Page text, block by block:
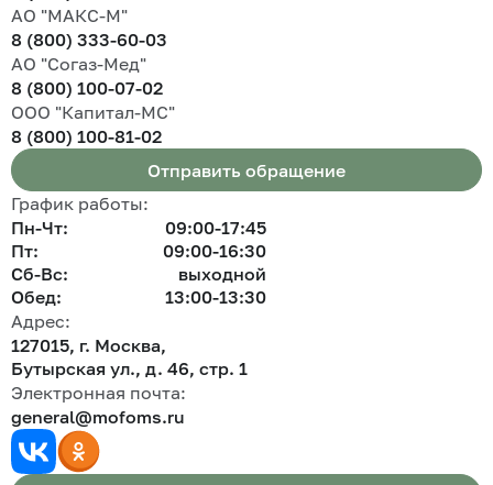
АО "МАКС-М"
8 (800) 333-60-03
АО "Согаз-Мед"
8 (800) 100-07-02
ООО "Капитал-МС"
8 (800) 100-81-02
Отправить обращение
График работы:
Пн-Чт:
09:00-17:45
Пт:
09:00-16:30
Сб-Вс:
выходной
Обед:
13:00-13:30
Адрес:
127015, г. Москва,
Бутырская ул., д. 46, стр. 1
Электронная почта:
general@mofoms.ru